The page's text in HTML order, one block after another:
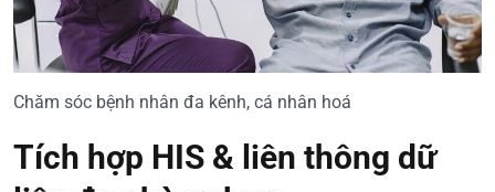
Chăm sóc bệnh nhân đa kênh, cá nhân hoá
Tích hợp HIS & liên thông dữ